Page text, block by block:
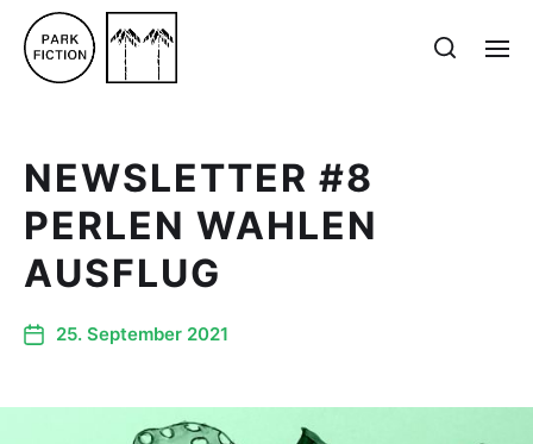
NEWSLETTER #8
PERLEN WAHLEN
AUSFLUG
25. September 2021